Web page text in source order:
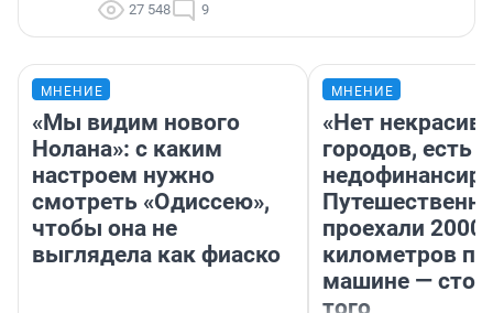
27 548 9
МНЕНИЕ
«Мы видим нового
Нолана»: с каким
настроем нужно
смотреть «Одиссею»,
чтобы она не
выглядела как фиаско
МНЕНИЕ
«Нет
городов, есть
проехали 2000
километров по
машине —